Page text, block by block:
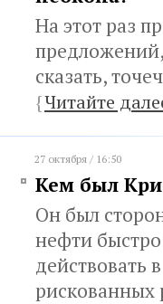
На этот раз
сказать,
{Читайте
27 октября / 16:50
Кем был
Он был
нефти
действовать
рискованных